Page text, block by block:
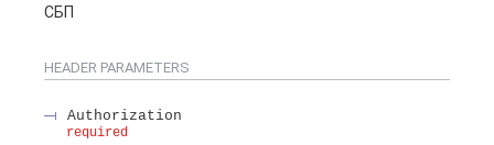
СБП
HEADER PARAMETERS
Authorization
required